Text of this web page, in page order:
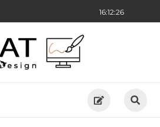
16:12:27